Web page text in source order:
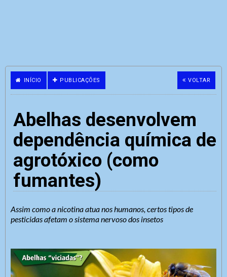
INÍCIO PUBLICAÇÕES VOLTAR
Abelhas desenvolvem
dependência química de
agrotóxico (como
fumantes)
Assim como a nicotina atua nos humanos, certos tipos de
pesticidas afetam o sistema nervoso dos insetos